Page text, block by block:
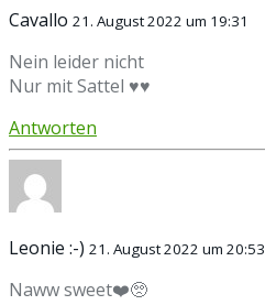
Cavallo 21. August 2022 um 19:31
Nein leider nicht
Nur mit Sattel ♥️♥️
Antworten
Leonie :-) 21. August 2022 um 20:53
Naww sweet❤️🥺